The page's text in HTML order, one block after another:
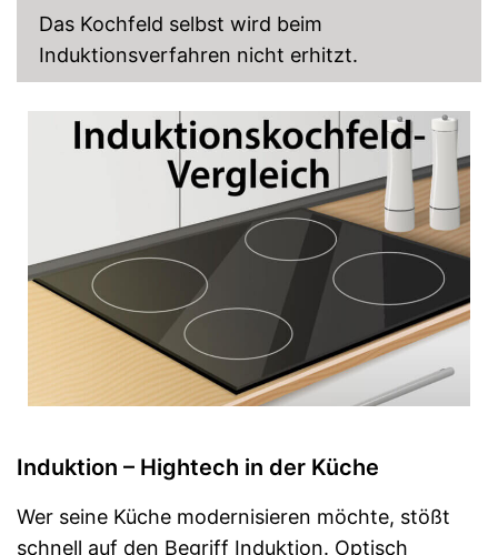
Das Kochfeld selbst wird beim
Induktionsverfahren nicht erhitzt.
Induktion – Hightech in der Küche
Wer seine Küche modernisieren möchte, stößt
schnell auf den Begriff Induktion. Optisch